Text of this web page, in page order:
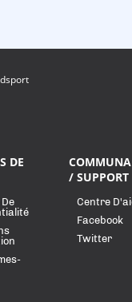
DE
/ SUPPORT
Centre
Facebook
Twitter